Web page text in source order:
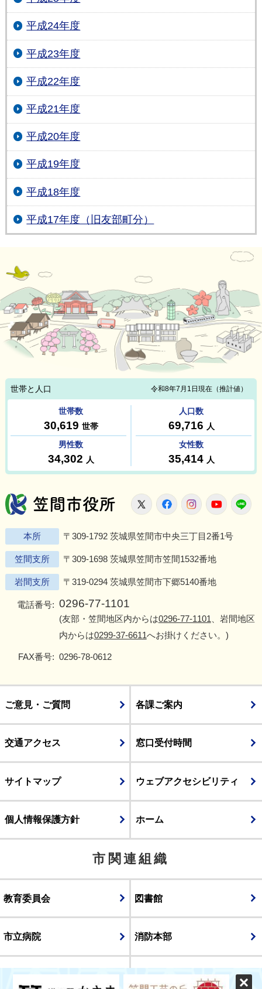
平成24年度
平成23年度
平成22年度
平成21年度
平成20年度
平成19年度
平成18年度
平成17年度（旧友部町分）
笠間市役所
X FacebookInstagram
本所 〒309-1792 茨城県笠間市中央三丁目2番1号
笠間支所 〒309-1698 茨城県笠間市笠間1532番地
岩間支所 〒319-0294 茨城県笠間市下郷5140番地
電話番号: 0296-77-1101
(友部・笠間地区内からは0296-77-1101 、岩間地区
内からは0299-37-6611へお掛けください。)
FAX番号: 0296-78-0612
ご意見・ご質問 各課ご案内
交通アクセス 窓口受付時間
サイトマップ ウェブアクセシビリティ
個人情報保護方針 ホーム
市関連組織
教育委員会 図書館
市立病院 消防本部
議会